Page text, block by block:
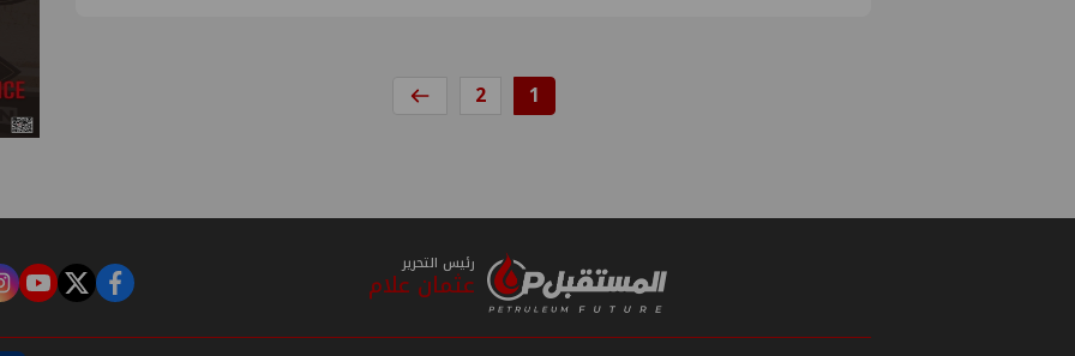
1
2
رئيس التحرير
عثمان علام facebook
twitter